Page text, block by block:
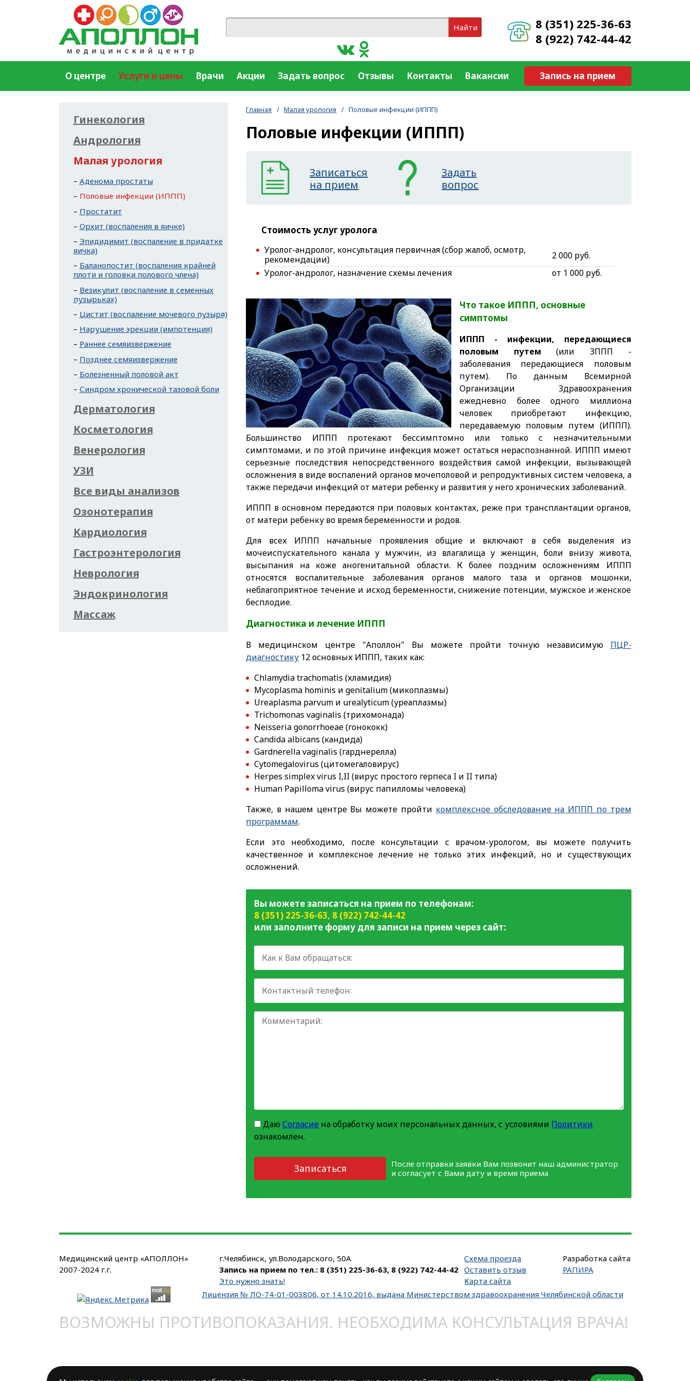
8 (351) 225-36-63
8 (922) 742-44-42
Найти
Запись на прием
О центре Услуги и цены Врачи Акции Задать вопрос Отзывы Контакты Вакансии
Главная / Малая урология / Половые инфекции (ИППП)
Половые инфекции (ИППП)
Записаться
на прием
Задать
вопрос
Стоимость услуг уролога
Уролог-андролог, консультация первичная (сбор жалоб, осмотр,
рекомендации)
2 000 руб.
Уролог-андролог, назначение схемы лечения
от 1 000 руб.
Что такое ИППП, основные
симптомы
ИППП - инфекции, передающиеся
половым путем (или ЗППП -
заболевания передающиеся половым
путем). По данным Всемирной
Организации Здравоохранения
ежедневно более одного миллиона
человек приобретают инфекцию,
передаваемую половым путем (ИППП).
Большинство ИППП протекают бессимптомно или только с незначительными
симптомами, и по этой причине инфекция может остаться нераспознанной. ИППП имеют
серьезные последствия непосредственного воздействия самой инфекции, вызывающей
осложнения в виде воспалений органов мочеполовой и репродуктивных систем человека, а
также передачи инфекций от матери ребенку и развития у него хронических заболеваний.
ИППП в основном передаются при половых контактах, реже при трансплантации органов,
от матери ребенку во время беременности и родов.
Для всех ИППП начальные проявления общие и включают в себя выделения из
мочеиспускательного канала у мужчин, из влагалища у женщин, боли внизу живота,
высыпания на коже аногенитальной области. К более поздним осложнениям ИППП
относятся воспалительные заболевания органов малого таза и органов мошонки,
неблагоприятное течение и исход беременности, снижение потенции, мужское и женское
бесплодие.
Диагностика и лечение ИППП
В медицинском центре "Аполлон" Вы можете пройти точную независимую ПЦР-
диагностику 12 основных ИППП, таких как:
Chlamydia trachomatis (хламидия)
Mycoplasma hominis и genitalium (микоплазмы)
Ureaplasma parvum и urealyticum (уреаплазмы)
Trichomonas vaginalis (трихомонада)
Neisseria gonorrhoeae (гонококк)
Candida albicans (кандида)
Gardnerella vaginalis (гарднерелла)
Cytomegalovirus (цитомегаловирус)
Herpes simplex virus I,II (вирус простого герпеса I и II типа)
Human Papilloma virus (вирус папилломы человека)
Также, в нашем центре Вы можете пройти комплексное обследование на ИППП по трем
программам.
Если это необходимо, после консультации с врачом-урологом, вы можете получить
качественное и комплексное лечение не только этих инфекций, но и существующих
осложнений.
Вы можете записаться на прием по телефонам:
8 (351) 225-36-63, 8 (922) 742-44-42
или заполните форму для записи на прием через сайт:
ДаюСогласие на обработку моих персональных данных, с условиями Политики
ознакомлен.
Записаться
После отправки заявки Вам позвонит наш администратор
и согласует с Вами дату и время приема
Гинекология
Андрология
Малая урология
Аденома простаты
Половые инфекции (ИППП)
Простатит
Орхит (воспаления в яичке)
Эпидидимит (воспаление в придатке
яичка)
Баланопостит (воспаления крайней
плоти и головки полового члена)
Везикулит (воспаление в семенных
пузырьках)
Цистит (воспаление мочевого пузыря)
Нарушение эрекции (импотенция)
Раннее семяизвержение
Позднее семяизвержение
Болезненный половой акт
Синдром хронической тазовой боли
Дерматология
Косметология
Венерология
УЗИ
Все виды анализов
Озонотерапия
Кардиология
Гастроэнтерология
Неврология
Эндокринология
Массаж
Медицинский центр «АПОЛЛОН»
2007-2024 г.г.
г.Челябинск, ул.Володарского, 50А
Запись на прием по тел.: 8 (351) 225-36-63, 8 (922) 742-44-42
Это нужно знать!
Схема проезда
Оставить отзыв
Карта сайта
Лицензия № ЛО-74-01-003806, от 14.10.2016, выдана Министерством здравоохранения Челябинской области
ВОЗМОЖНЫ ПРОТИВОПОКАЗАНИЯ. НЕОБХОДИМА КОНСУЛЬТАЦИЯ ВРАЧА!
Разработка сайта
РАПИРА